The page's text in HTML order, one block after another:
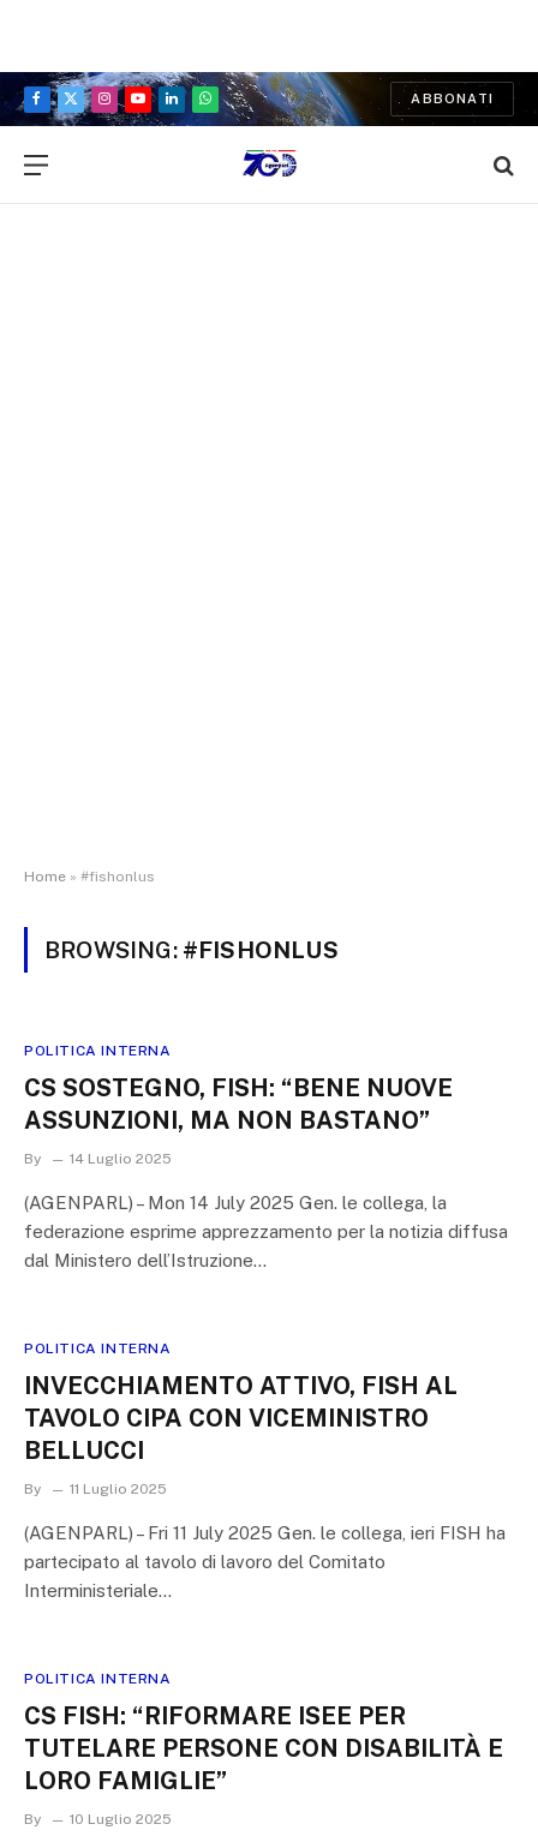
Facebook
X
Instagram
YouTubeLinkedInWhatsApp
ABBONATI
Home » #fishonlus
BROWSING: #FISHONLUS
POLITICA INTERNA
CS SOSTEGNO, FISH: “BENE NUOVE
ASSUNZIONI, MA NON BASTANO”
By 14 Luglio 2025
(AGENPARL) – Mon 14 July 2025 Gen. le collega, la
federazione esprime apprezzamento per la notizia diffusa
dal Ministero dell’Istruzione…
POLITICA INTERNA
INVECCHIAMENTO ATTIVO, FISH AL
TAVOLO CIPA CON VICEMINISTRO
BELLUCCI
By 11 Luglio 2025
(AGENPARL) – Fri 11 July 2025 Gen. le collega, ieri FISH ha
partecipato al tavolo di lavoro del Comitato
Interministeriale…
POLITICA INTERNA
CS FISH: “RIFORMARE ISEE PER
TUTELARE PERSONE CON DISABILITÀ E
LORO FAMIGLIE”
By 10 Luglio 2025